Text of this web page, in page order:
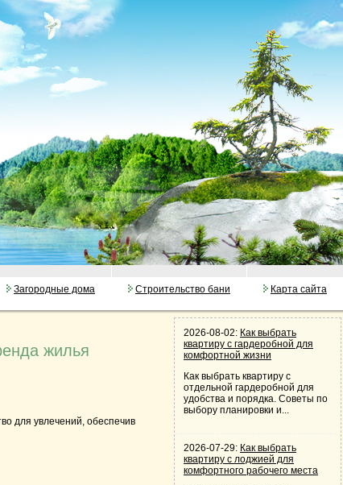
Загородные дома Строительство бани Карта сайта
жилья
для увлечений, обеспечив
2026-08-02: Как выбрать
квартиру с гардеробной для
комфортной жизни
Как выбрать квартиру с
отдельной гардеробной для
удобства и порядка. Советы по
выбору планировки и...
2026-07-29: Как выбрать
квартиру с лоджией для
комфортного рабочего места